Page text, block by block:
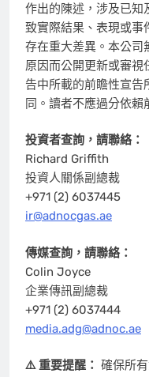
作出的陳述，涉及已知
致實際結果、表現或事
存在重大差異。本公司
原因而公開更新或審視
告中所載的前瞻性宣告
同。讀者不應過分依賴
投資者查詢，請聯絡：
Richard Griffith
投資人關係副總裁
+971 (2) 6037445
ir@adnocgas.ae
傳媒查詢，請聯絡：
Colin Joyce
企業傳訊副總裁
+971 (2) 6037444
media.adg@adnoc.ae
⚠️ 重要提醒： 確保所